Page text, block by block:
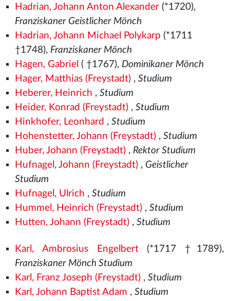
Hadrian, Johann Anton Alexander(*1720),
Franziskaner Geistlicher Mönch
Hadrian, Johann Michael Polykarp (*1711
†1748), Franziskaner Mönch
Hagen, Gabriel ( †1767), Dominikaner Mönch
Hager, Matthias (Freystadt), Studium
Heberer, Heinrich , Studium
Heider, Konrad (Freystadt), Studium
Hinkhofer, Leonhard , Studium
Hohenstetter, Johann (Freystadt), Studium
Huber, Johann (Freystadt), Rektor Studium
Hufnagel, Johann (Freystadt), Geistlicher
Studium
Hufnagel, Ulrich , Studium
Hummel, Heinrich (Freystadt), Studium
Hutten, Johann (Freystadt), Studium
Karl, Ambrosius Engelbert(*1717 †1789),
Franziskaner Mönch Studium
Karl, Franz Joseph (Freystadt), Studium
Karl, Johann Baptist Adam , Studium